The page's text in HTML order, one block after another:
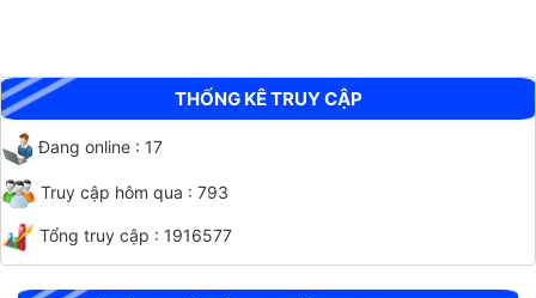
THỐNG KÊ TRUY CẬP
Đang online : 17
Truy cập hôm qua : 793
Tổng truy cập : 1916577